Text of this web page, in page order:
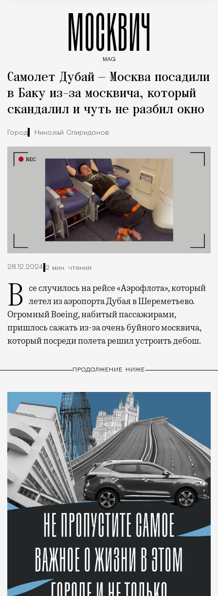
МОСКВИЧ
MAG
Самолет Дубай — Москва посадили
в Баку из-за москвича, который
скандалил и чуть не разбил окно
Город Николай Спиридонов
28.12.2024 2 мин. чтения
Все случилось на рейсе «Аэрофлота», который летел из аэропорта Дубая в Шереметьево.
Огромный Boeing, набитый пассажирами,
пришлось сажать из-за очень буйного москвича,
который посреди полета решил устроить дебош.
ПРОДОЛЖЕНИЕ НИЖЕ